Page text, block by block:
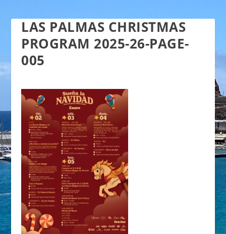
LAS PALMAS CHRISTMAS
PROGRAM 2025-26-PAGE-
005